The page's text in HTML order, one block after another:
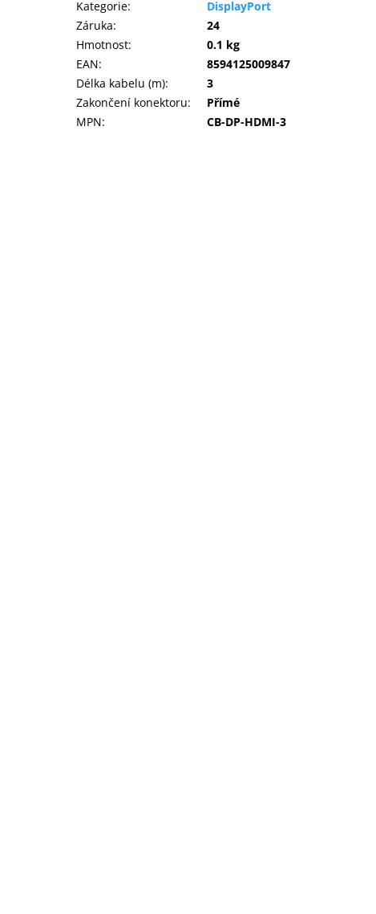
Kategorie:
DisplayPort
Záruka:
24
Hmotnost:
0.1 kg
EAN:
8594125009847
Délka kabelu (m):
3
Zakončení konektoru:
Přímé
MPN: CB-DP-HDMI-3